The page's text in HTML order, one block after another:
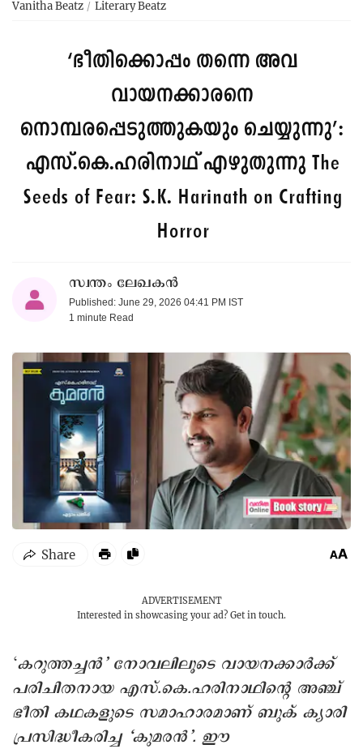
Vanitha Beatz Literary Beatz
‘ഭീതിക്കൊപ്പം തന്നെ അവ
വായനക്കാരനെ
നൊമ്പരപ്പെടുത്തുകയും ചെയ്യുന്നു’:
എസ്.കെ.ഹരിനാഥ് എഴുതുന്നു The
Seeds of Fear: S.K. Harinath on Crafting
Horror
സ്വന്തം ലേഖകൻ
Published: June 29, 2026 04:41 PM IST
1 minute Read
ADVERTISEMENT
Interested in showcasing your ad? Get in touch.
‘കറുത്തച്ചൻ’ നോവലിലൂടെ വായനക്കാർക്ക്
പരിചിതനായ എസ്.കെ.ഹരിനാഥിന്റെ അഞ്ച്
ഭീതി കഥകളുടെ സമാഹാരമാണ് ബുക് ക്യാരി
പ്രസിദ്ധീകരിച്ച ‘കുമരൻ’. ഈ